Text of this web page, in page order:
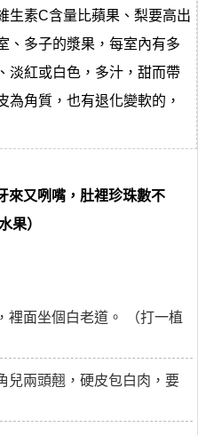
生素C含量比蘋果、梨要高出
、多子的漿果，每室內有多
淡紅或白色，多汁，甜而帶
為角質，也有退化變軟的，
來又咧嘴，肚裡珍珠數不
果）
裡面坐個白老道。 （打一植
兒兩頭翹，硬皮包白肉，要